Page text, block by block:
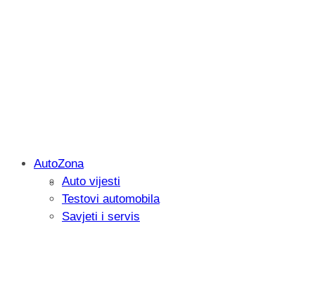
Savjetujemo: Što učiniti kada vaš
AutoZona
Auto vijesti
Testovi automobila
Savjeti i servis